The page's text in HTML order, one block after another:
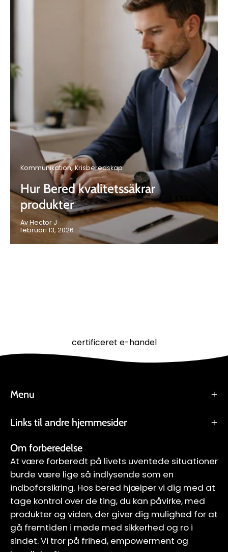
Kommunikation Krisberedskap
Hur Bered kvalitetssäkrar
produkter
Av Hector J
februari 13, 2026
certificeret e-handel
Menu
Links til andre hjemmesider
Om forberedelse
At være forberedt på livets uventede situationer
burde være lige så indlysende som en
indboforsikring. Hos bered hjælper vi dig med at
tage kontrol over de ting, du kan påvirke, med
produkter og viden, der giver dig mulighed for at
gå fremtiden i møde med sikkerhed og ro i
sindet. Vi tror på frihed, empowerment og